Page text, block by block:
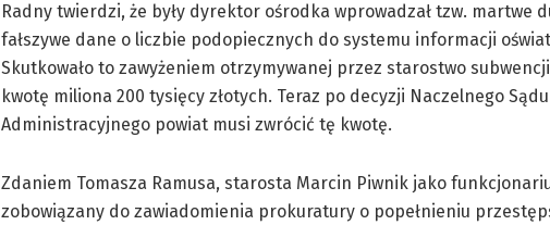
Radny twierdzi, że były dyrektor ośrodka wprowadzał tzw. martwe
fałszywe dane o liczbie podopiecznych do systemu informacji
Skutkowało to zawyżeniem otrzymywanej przez starostwo
kwotę miliona 200 tysięcy złotych. Teraz po decyzji Naczelnego Sądu
Administracyjnego powiat musi zwrócić tę kwotę.
Zdaniem Tomasza Ramusa, starosta Marcin Piwnik jako
zobowiązany do zawiadomienia prokuratury o popełnieniu